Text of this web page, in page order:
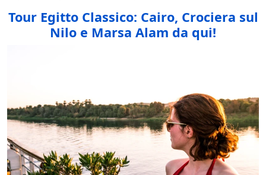
Tour Egitto Classico: Cairo, Crociera sul
Nilo e Marsa Alam da qui!